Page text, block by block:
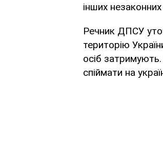
інших
Речник ДПСУ
територію
осіб
спіймати на